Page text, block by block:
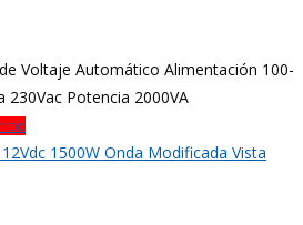
Voltaje Automático Alimentación 100-
230Vac Potencia 2000VA
Vista